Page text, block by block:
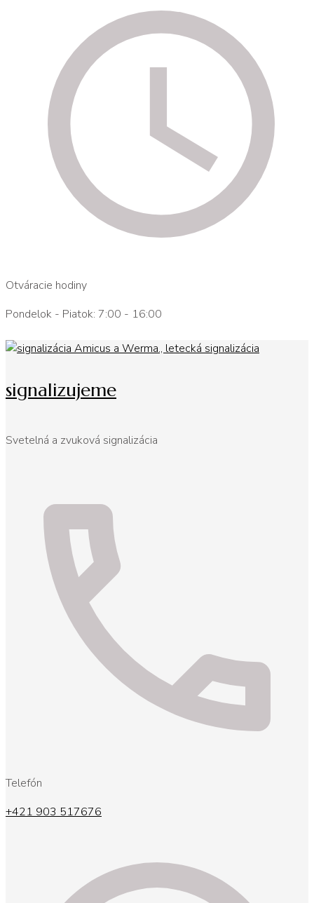
Otváracie hodiny
Pondelok - Piatok: 7:00 - 16:00
signalizujeme
Svetelná a zvuková signalizácia
Telefón
+421 903 517676